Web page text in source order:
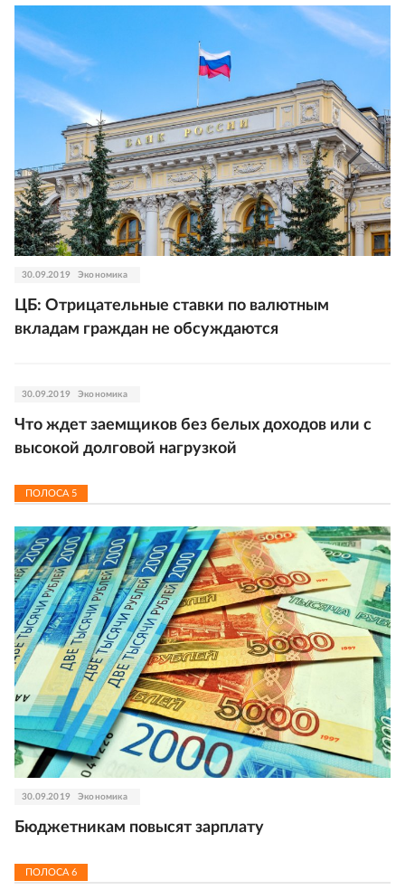
30.09.2019 Экономика
ЦБ: Отрицательные ставки по валютным
вкладам граждан не обсуждаются
30.09.2019 Экономика
Что ждет заемщиков без белых доходов или с
высокой долговой нагрузкой
ПОЛОСА5
30.09.2019 Экономика
Бюджетникам повысят зарплату
ПОЛОСА 6